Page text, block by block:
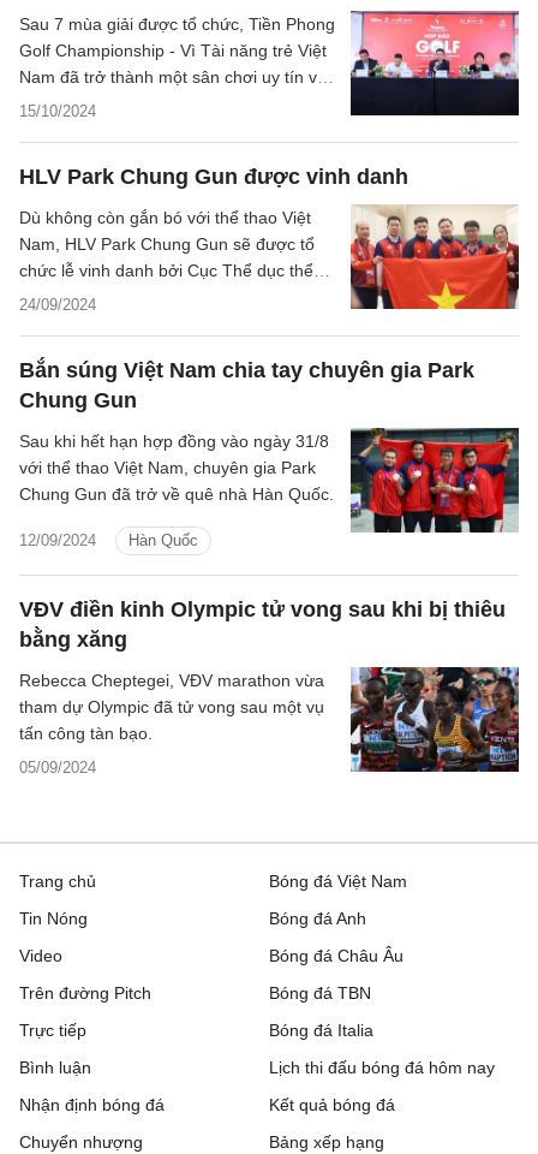
15/10/2024
Sau 7 mùa giải được tổ chức, Tiền Phong
Golf Championship - Vì Tài năng trẻ Việt
Nam đã trở thành một sân chơi uy tín và
chất lượng, thu hút nhiều golfer đăng ký
HLV Park Chung Gun được vinh danh
24/09/2024
Dù không còn gắn bó với thể thao Việt
Nam, HLV Park Chung Gun sẽ được tổ
chức lễ vinh danh bởi Cục Thể dục thể
thao trong thời gian tới.
Bắn súng Việt Nam chia tay chuyên gia Park
Chung Gun
12/09/2024 Hàn Quốc
Sau khi hết hạn hợp đồng vào ngày 31/8
với thể thao Việt Nam, chuyên gia Park
Chung Gun đã trở về quê nhà Hàn Quốc.
VĐV điền kinh Olympic tử vong sau khi bị thiêu
bằng xăng
05/09/2024
Rebecca Cheptegei, VĐV marathon vừa
tham dự Olympic đã tử vong sau một vụ
tấn công tàn bạo.
Trang chủ
Tin Nóng
Video
Trên đường Pitch
Trực tiếp
Bóng đá Việt Nam
Bóng đá Anh
Bóng đá Châu Âu
Bóng đá TBN
Bóng đá Italia
Bình luận
Nhận định bóng đá
Chuyển nhượng
Lịch thi đấu bóng đá hôm nay
Kết quả bóng đá
Bảng xếp hạng